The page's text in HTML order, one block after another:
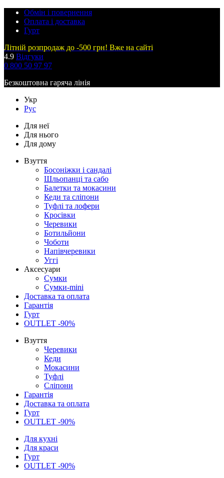
Обмін і повернення
Оплата і доставка
Гурт
Літній розпродаж до -500 грн! Вже на сайті
4.9 Відгуки
0 800 50 97 97
Безкоштовна гаряча лінія
Укр
Рус
Для неї
Для нього
Для дому
Взуття
Босоніжки і сандалі
Шльопанці та сабо
Балетки та мокасини
Кеди та сліпони
Туфлі та лофери
Кросівки
Черевики
Ботильйони
Чоботи
Напівчеревики
Уггі
Аксесуари
Сумки
Сумки-mini
Доставка та оплата
Гарантія
Гурт
OUTLET -90%
Взуття
Черевики
Кеди
Мокасини
Туфлі
Сліпони
Гарантія
Доставка та оплата
Гурт
OUTLET -90%
Для кухні
Для краси
Гурт
OUTLET -90%